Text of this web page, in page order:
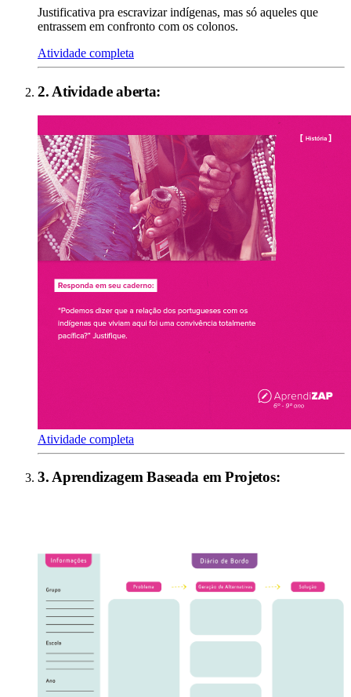
Justificativa pra escravizar indígenas, mas só aqueles que
entrassem em confronto com os colonos.
Atividade completa
2. Atividade aberta:
Atividade completa
3.Aprendizagem Baseada em Projetos: